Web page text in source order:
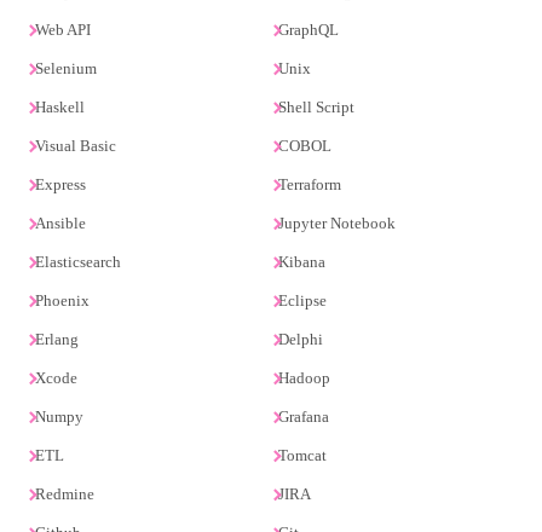
Web API GraphQL
Selenium Unix
Haskell Shell Script
Visual Basic COBOL
Express Terraform
Ansible Jupyter Notebook
Elasticsearch Kibana
Phoenix Eclipse
Erlang Delphi
Xcode Hadoop
Numpy Grafana
ETL Tomcat
Redmine JIRA